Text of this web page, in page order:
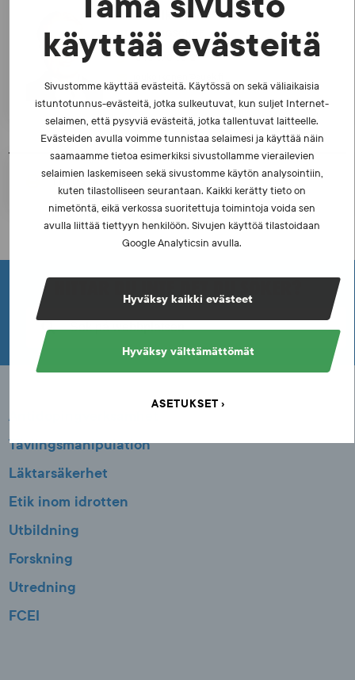
käyttää evästeitä
Sivustomme käyttää evästeitä. Käytössä on sekä väliaikaisia
istuntotunnus-evästeitä, jotka sulkeutuvat, kun suljet Internet-
selaimen, että pysyviä evästeitä, jotka tallentuvat laitteelle.
Evästeiden avulla voimme tunnistaa selaimesi ja käyttää näin
saamaamme tietoa esimerkiksi sivustollamme vierailevien
selaimien laskemiseen sekä sivustomme käytön analysointiin,
kuten tilastolliseen seurantaan. Kaikki kerätty tieto on
nimetöntä, eikä verkossa suoritettuja toimintoja voida sen
avulla liittää tiettyyn henkilöön. Sivujen käyttöä tilastoidaan
Google Analyticsin avulla.
Hyväksy kaikki evästeet
Hyväksy välttämättömät
ASETUKSET
Jouko Ikonen
UTREDNINGSCHEF
040 570 5012
TULOSTA SIVU
Antidopingverksamhet
Tävlingsmanipulation
Läktarsäkerhet
Etik inom idrotten
Utbildning
Forskning
Utredning
FCEI